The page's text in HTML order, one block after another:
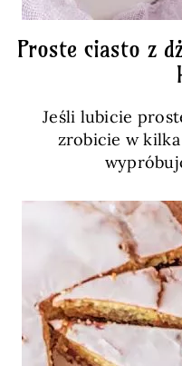
Proste ciasto z
Jeśli lubicie
zrobicie w